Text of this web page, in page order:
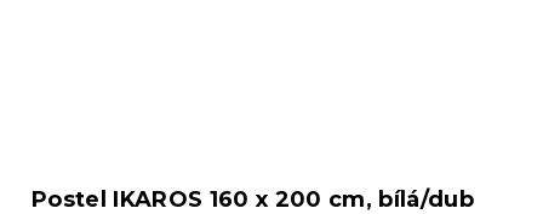
Postel IKAROS 160 x 200 cm, bílá/dub